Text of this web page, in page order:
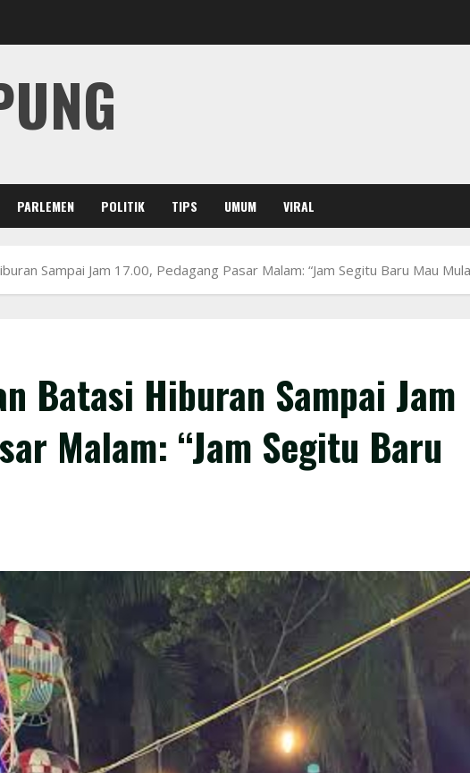
PARLEMEN POLITIK TIPS UMUM VIRAL
Sampai Jam 17.00, Pedagang Pasar Malam: “Jam Segitu Baru Mau
Batasi Hiburan Sampai Jam
Malam: “Jam Segitu Baru